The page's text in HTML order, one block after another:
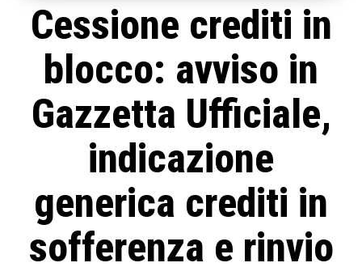
Cessione crediti in
blocco: avviso in
Gazzetta Ufficiale,
indicazione
generica crediti in
sofferenza e rinvio